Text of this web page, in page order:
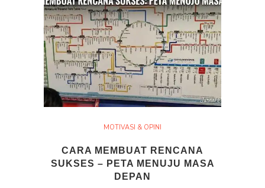
MOTIVASI & OPINI
CARA MEMBUAT RENCANA
SUKSES – PETA MENUJU MASA
DEPAN